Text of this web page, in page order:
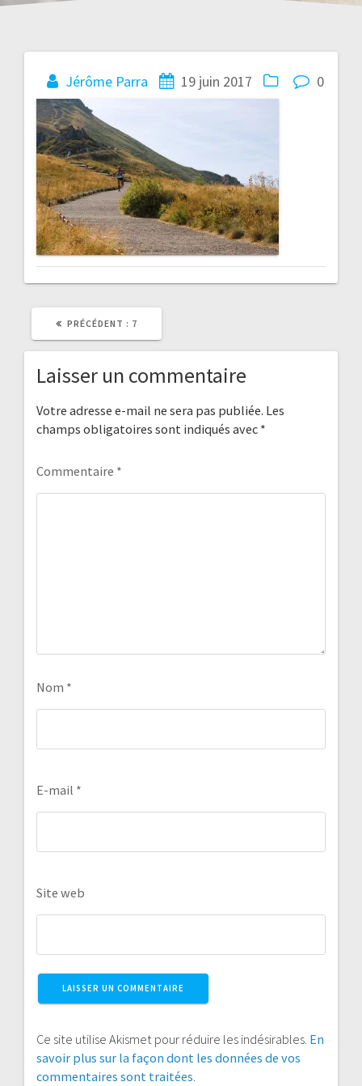
Jérôme Parra 19 juin 2017 0
Navigation
de
l’article
PRÉCÉDENT : ARTICLE
7
Laisser un commentaire
Votre adresse e-mail ne sera pas publiée. Les
champs obligatoires sont indiqués avec *
Commentaire *
Nom *
E-mail *
Site web
Ce site utilise Akismet pour réduire les indésirables. En
savoir plus sur la façon dont les données de vos
commentaires sont traitées